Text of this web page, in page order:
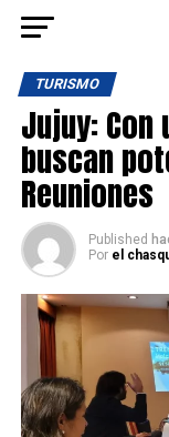
TURISMO
Jujuy: Con
buscan
Reuniones
Published
Por el